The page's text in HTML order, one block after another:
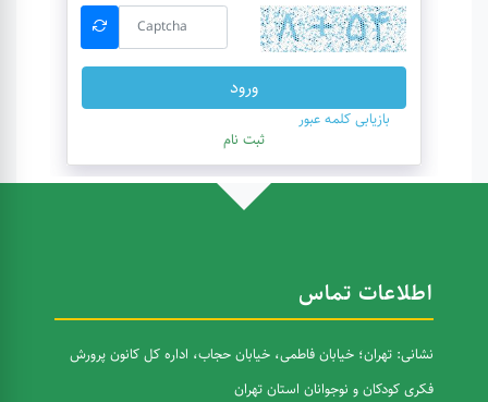
ورود
بازیابی کلمه عبور
ثبت نام
اطلاعات تماس
نشانی: تهران؛ خیابان فاطمی، خیابان حجاب، اداره کل کانون پرورش
فکری کودکان و نوجوانان استان تهران